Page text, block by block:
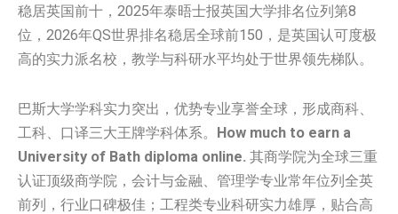
稳居英国前十，2025年泰晤士报英国大学排名位列第8
位，2026年QS世界排名稳居全球前150，是英国认可度极
高的实力派名校，教学与科研水平均处于世界领先梯队。
巴斯大学学科实力突出，优势专业享誉全球，形成商科、
工科、口译三大王牌学科体系。 How much to earn a
University of Bath diploma online. 其商学院为全球三重
认证顶级商学院，会计与金融、管理学专业常年位列全英
前列，行业口碑极佳；工程类专业科研实力雄厚，贴合高